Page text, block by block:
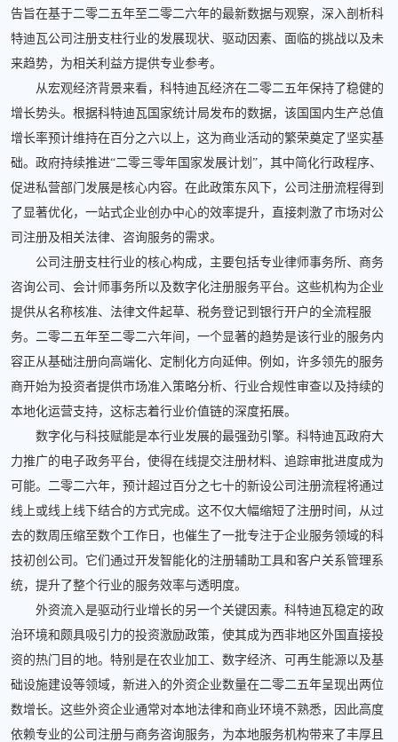
告旨在基于二零二五年至二零二六年的最新数据与观察，深入剖析科
特迪瓦公司注册支柱行业的发展现状、驱动因素、面临的挑战以及未
来趋势，为相关利益方提供专业参考。
从宏观经济背景来看，科特迪瓦经济在二零二五年保持了稳健的
增长势头。根据科特迪瓦国家统计局发布的数据，该国国内生产总值
增长率预计维持在百分之六以上，这为商业活动的繁荣奠定了坚实基
础。政府持续推进“二零三零年国家发展计划”，其中简化行政程序、
促进私营部门发展是核心内容。在此政策东风下，公司注册流程得到
了显著优化，一站式企业创办中心的效率提升，直接刺激了市场对公
司注册及相关法律、咨询服务的需求。
公司注册支柱行业的核心构成，主要包括专业律师事务所、商务
咨询公司、会计师事务所以及数字化注册服务平台。这些机构为企业
提供从名称核准、法律文件起草、税务登记到银行开户的全流程服
务。二零二五年至二零二六年间，一个显著的趋势是该行业的服务内
容正从基础注册向高端化、定制化方向延伸。例如，许多领先的服务
商开始为投资者提供市场准入策略分析、行业合规性审查以及持续的
本地化运营支持，这标志着行业价值链的深度拓展。
数字化与科技赋能是本行业发展的最强劲引擎。科特迪瓦政府大
力推广的电子政务平台，使得在线提交注册材料、追踪审批进度成为
可能。二零二六年，预计超过百分之七十的新设公司注册流程将通过
线上或线上线下结合的方式完成。这不仅大幅缩短了注册时间，从过
去的数周压缩至数个工作日，也催生了一批专注于企业服务领域的科
技初创公司。它们通过开发智能化的注册辅助工具和客户关系管理系
统，提升了整个行业的服务效率与透明度。
外资流入是驱动行业增长的另一个关键因素。科特迪瓦稳定的政
治环境和颇具吸引力的投资激励政策，使其成为西非地区外国直接投
资的热门目的地。特别是在农业加工、数字经济、可再生能源以及基
础设施建设等领域，新进入的外资企业数量在二零二五年呈现出两位
数增长。这些外资企业通常对本地法律和商业环境不熟悉，因此高度
依赖专业的公司注册与商务咨询服务，为本地服务机构带来了丰厚且